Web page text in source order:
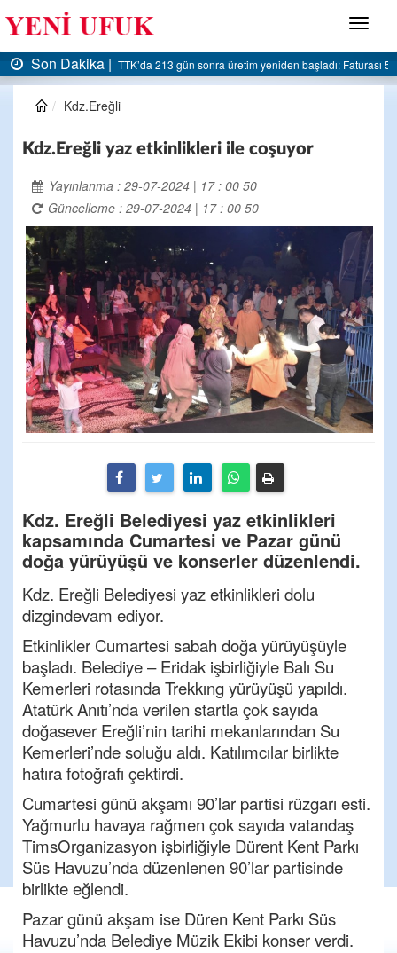
Menü
Son Dakika | AK Parti Ereğli İlçe Başkanlığı’ndan belediyeye sert
Kdz.Ereğli
Kdz.Ereğli yaz etkinlikleri ile coşuyor
Yayınlanma : 29-07-2024 | 17 : 00 50
Güncelleme : 29-07-2024 | 17 : 00 50
Kdz. Ereğli Belediyesi yaz etkinlikleri
kapsamında Cumartesi ve Pazar günü
doğa yürüyüşü ve konserler düzenlendi.
Kdz. Ereğli Belediyesi yaz etkinlikleri dolu
dizgindevam ediyor.
Etkinlikler Cumartesi sabah doğa yürüyüşüyle
başladı. Belediye –Eridak işbirliğiyle Balı Su
Kemerleri rotasındaTrekkıngyürüyüşü yapıldı.
Atatürk Anıtı’nda verilen startla çok sayıda
doğasever Ereğli’nin tarihi mekanlarından Su
Kemerleri’nde soluğu aldı. Katılımcılar birlikte
hatıra fotoğrafı çektirdi.
Cumartesi günü akşamı 90’lar partisi rüzgarı esti.
Yağmurlu havaya rağmen çok sayıda vatandaş
TimsOrganizasyon işbirliğiyle Dürent Kent Parkı
Süs Havuzu’ndadüzenlenen 90’lar partisinde
birlikte eğlendi.
Pazar günü akşam ise Düren Kent Parkı Süs
Havuzu’nda Belediye Müzik Ekibi konser verdi.